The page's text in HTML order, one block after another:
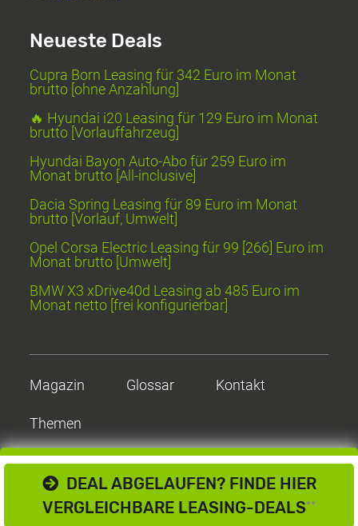
DEAL ABGELAUFEN? FINDE HIER
VERGLEICHBARE LEASING-DEALS**
Neueste Deals
Cupra Born Leasing für 342 Euro im Monat
brutto [ohne Anzahlung]
🔥 Hyundai i20 Leasing für 129 Euro im Monat
brutto [Vorlauffahrzeug]
Hyundai Bayon Auto-Abo für 259 Euro im
Monat brutto [All-inclusive]
Dacia Spring Leasing für 89 Euro im Monat
brutto [Vorlauf, Umwelt]
Opel Corsa Electric Leasing für 99 [266] Euro im
Monat brutto [Umwelt]
BMW X3 xDrive40d Leasing ab 485 Euro im
Monat netto [frei konfigurierbar]
Magazin Glossar Kontakt
Themen